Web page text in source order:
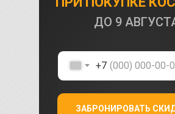
ДО 9
+7
ЗАБРОНИРОВАТЬ